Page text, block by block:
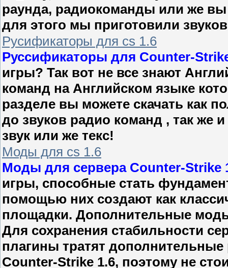
раунда, радиокоманды или же вы
для этого мы приготовили
Русификаторы для cs 1.6
Руссификаторы для Counter-
игры? Так вот не все знают
команд на Английском языке
разделе вы можете скачать как
до звуков радио команд , так же
звук или же текс!
Моды для cs 1.6
Моды для сервера Counter-Strike
игры, способные стать
помощью них создают как
площадки. Дополнительные
Для сохранения стабильности
плагины тратят
Counter-Strike 1.6, поэтому не